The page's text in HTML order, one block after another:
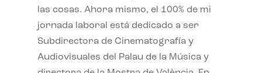
las cosas. Ahora mismo, el 100% de mi
jornada laboral está dedicado a ser
Subdirectora de Cinematografía y
Audiovisuales del Palau de la Música y